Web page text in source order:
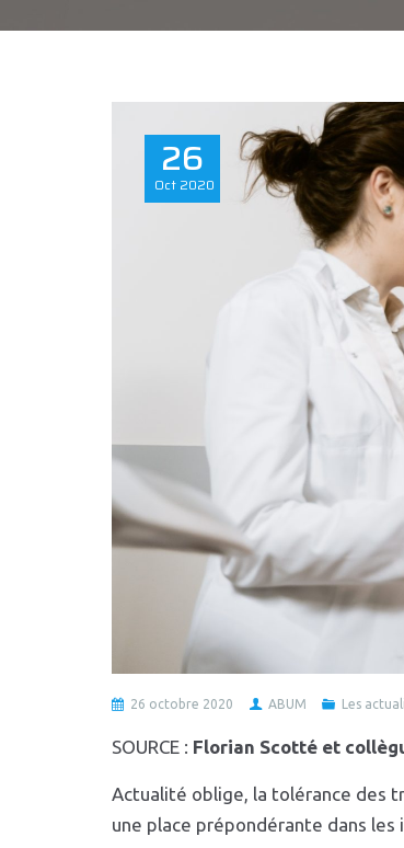
26
Oct 2020
26 octobre 2020 ABUM Les
SOURCE : Florian Scotté et
Actualité oblige, la tolérance des
une place prépondérante dans